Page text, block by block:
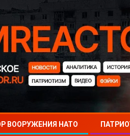
ВООРУЖЕНИЯ НАТО